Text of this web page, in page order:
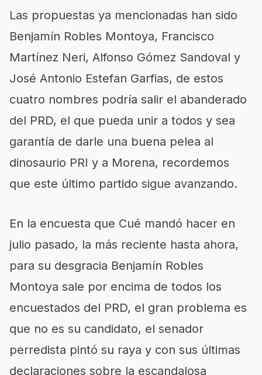
Las propuestas ya mencionadas han sido
Benjamín Robles Montoya, Francisco
Martínez Neri, Alfonso Gómez Sandoval y
José Antonio Estefan Garfias, de estos
cuatro nombres podría salir el abanderado
del PRD, el que pueda unir a todos y sea
garantía de darle una buena pelea al
dinosaurio PRI y a Morena, recordemos
que este último partido sigue avanzando.
En la encuesta que Cué mandó hacer en
julio pasado, la más reciente hasta ahora,
para su desgracia Benjamín Robles
Montoya sale por encima de todos los
encuestados del PRD, el gran problema es
que no es su candidato, el senador
perredista pintó su raya y con sus últimas
declaraciones sobre la escandalosa